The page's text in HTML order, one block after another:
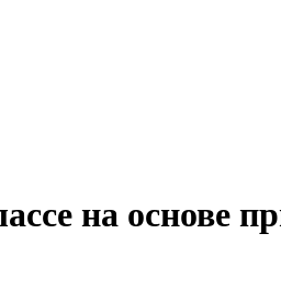
на основе